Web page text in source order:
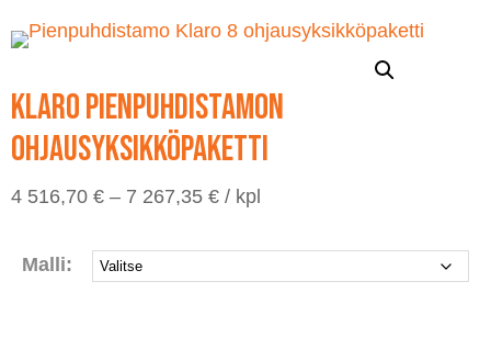
Klaro pienpuhdistamon
ohjausyksikköpaketti
4 516,70 € – 7 267,35 €Hintaluokka:
7
/ kpl
Malli: